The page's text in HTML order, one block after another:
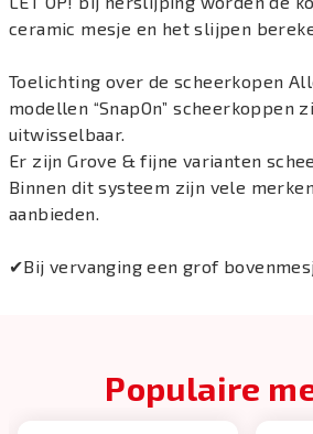
ceramic mesje en het slijpen
Toelichting over de scheerkopen
modellen “SnapOn” scheerkoppen
uitwisselbaar.
Er zijn Grove & fijne varianten
Binnen dit systeem zijn vele
aanbieden.
✔Bij vervanging een grof
Populaire